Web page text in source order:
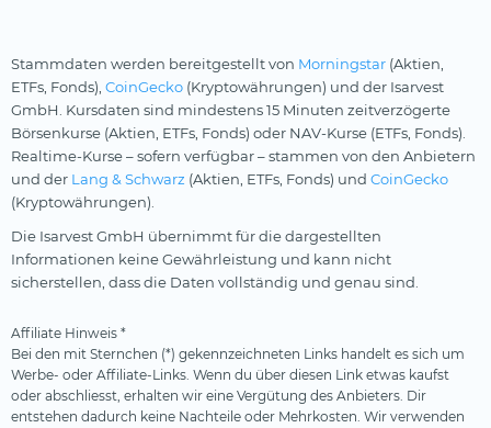
Stammdaten werden bereitgestellt von Morningstar (Aktien,
ETFs, Fonds), CoinGecko (Kryptowährungen) und der Isarvest
GmbH. Kursdaten sind mindestens 15 Minuten zeitverzögerte
Börsenkurse (Aktien, ETFs, Fonds) oder NAV-Kurse (ETFs, Fonds).
Realtime-Kurse – sofern verfügbar – stammen von den Anbietern
und der Lang & Schwarz (Aktien, ETFs, Fonds) und CoinGecko
(Kryptowährungen).
Die Isarvest GmbH übernimmt für die dargestellten
Informationen keine Gewährleistung und kann nicht
sicherstellen, dass die Daten vollständig und genau sind.
Affiliate Hinweis *
Bei den mit Sternchen (*) gekennzeichneten Links handelt es sich um
Werbe- oder Affiliate-Links. Wenn du über diesen Link etwas kaufst
oder abschliesst, erhalten wir eine Vergütung des Anbieters. Dir
entstehen dadurch keine Nachteile oder Mehrkosten. Wir verwenden